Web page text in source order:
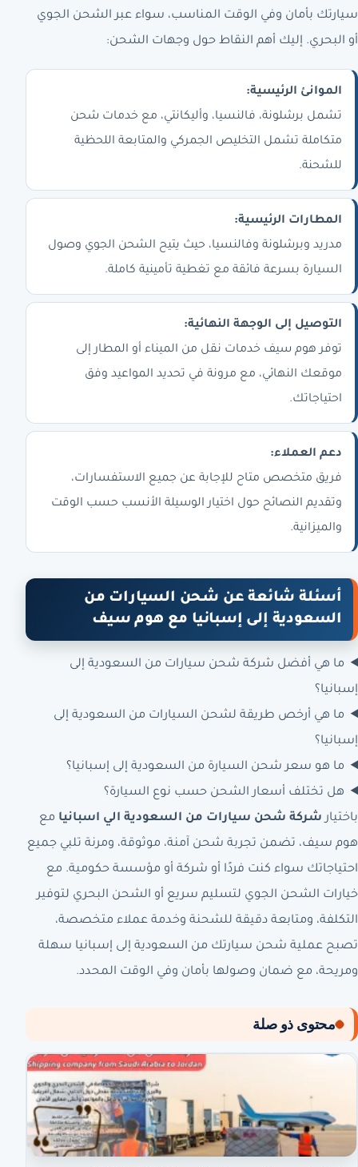
سيارتك بأمان وفي الوقت المناسب، سواء عبر الشحن الجوي
أو البحري. إليك أهم النقاط حول وجهات الشحن:
الموانئ الرئيسية:
تشمل برشلونة، فالنسيا، وأليكانتي، مع خدمات شحن
متكاملة تشمل التخليص الجمركي والمتابعة اللحظية
للشحنة.
المطارات الرئيسية:
مدريد وبرشلونة وفالنسيا، حيث يتيح الشحن الجوي وصول
السيارة بسرعة فائقة مع تغطية تأمينية كاملة.
التوصيل إلى الوجهة النهائية:
توفر هوم سيف خدمات نقل من الميناء أو المطار إلى
موقعك النهائي، مع مرونة في تحديد المواعيد وفق
احتياجاتك.
دعم العملاء:
فريق متخصص متاح للإجابة عن جميع الاستفسارات،
وتقديم النصائح حول اختيار الوسيلة الأنسب حسب الوقت
والميزانية.
أسئلة شائعة عن شحن السيارات من
السعودية إلى إسبانيا مع هوم سيف
ما هي أفضل شركة شحن سيارات من السعودية إلى
إسبانيا؟
ما هي أرخص طريقة لشحن السيارات من السعودية إلى
إسبانيا؟
ما هو سعر شحن السيارة من السعودية إلى إسبانيا؟
هل تختلف أسعار الشحن حسب نوع السيارة؟
باختيار شركة شحن سيارات من السعودية الي اسبانيا مع
هوم سيف، تضمن تجربة شحن آمنة، موثوقة، ومرنة تلبي جميع
احتياجاتك سواء كنت فردًا أو شركة أو مؤسسة حكومية. مع
خيارات الشحن الجوي لتسليم سريع أو الشحن البحري لتوفير
التكلفة، ومتابعة دقيقة للشحنة وخدمة عملاء متخصصة،
تصبح عملية شحن سيارتك من السعودية إلى إسبانيا سهلة
ومريحة، مع ضمان وصولها بأمان وفي الوقت المحدد.
محتوى ذو صلة